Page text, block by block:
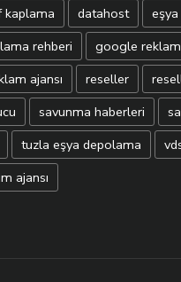
kaplama datahost
rehberi
google reklam
ajansı
reseller
savunma haberleri
tuzla eşya depolama
ajansı